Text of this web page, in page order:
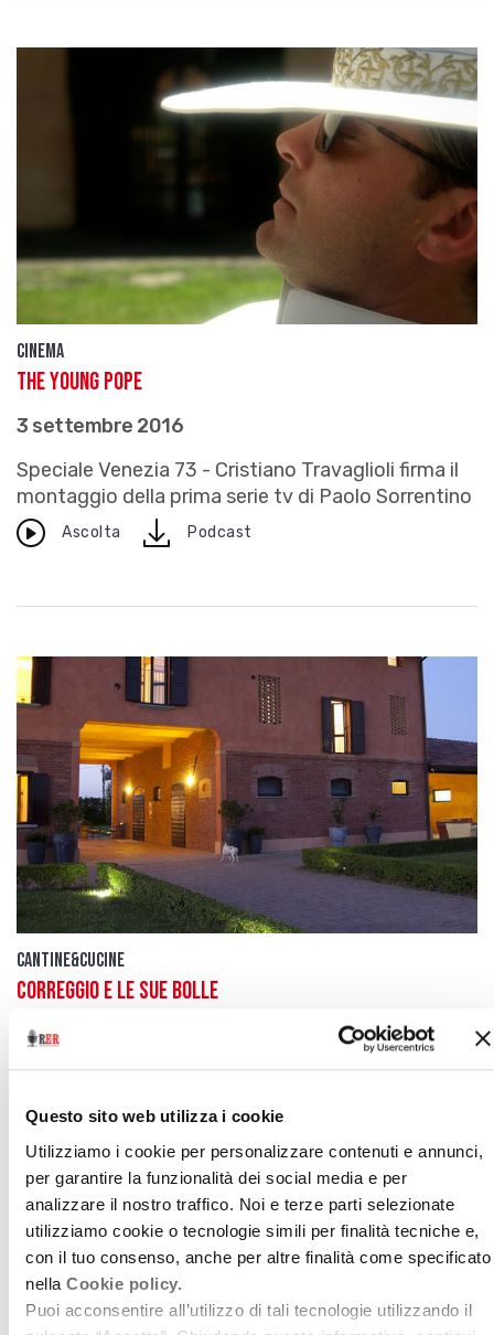
Questo sito web utilizza i cookie
Utilizziamo i cookie per personalizzare contenuti e annunci,
per garantire la funzionalità dei social media e per
analizzare il nostro traffico. Noi e terze parti selezionate
utilizziamo cookie o tecnologie simili per finalità tecniche e,
con il tuo consenso, anche per altre finalità come specificato
nella Cookie policy.
Puoi acconsentire all’utilizzo di tali tecnologie utilizzando il
Cinema
The Young Pope
3 settembre 2016
Speciale Venezia 73 - Cristiano Travaglioli firma il
montaggio della prima serie tv di Paolo Sorrentino
Ascolta downloadPodcast
Cantine&cucine
Correggio e le sue bolle
18 luglio 2016
Ascolta downloadPodcast